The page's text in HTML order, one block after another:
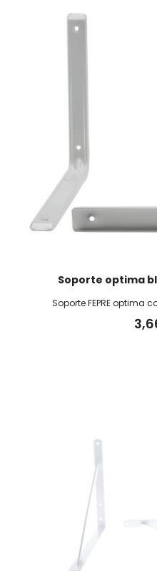
Soporte optima
Soporte FEPRE optima